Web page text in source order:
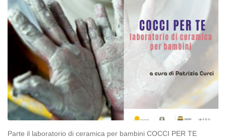
Parte il laboratorio di ceramica per bambini COCCI PER TE